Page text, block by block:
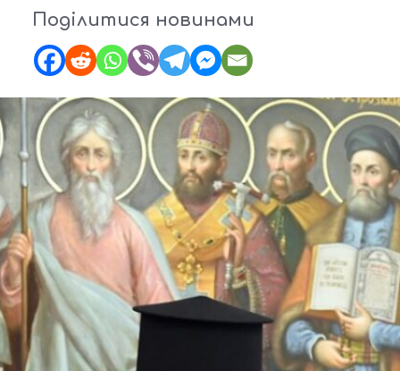
Поділитися новинами